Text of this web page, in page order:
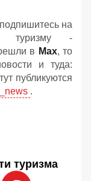
на
туризму -
в Мах, то
и туда:
публикуются
.
туризма